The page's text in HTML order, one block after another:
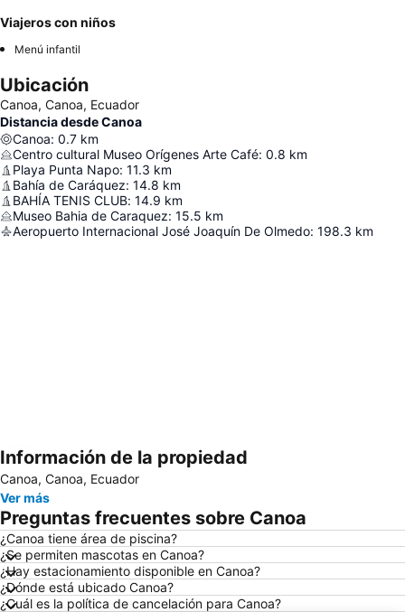
Viajeros con niños
Menú infantil
Ubicación
Canoa, Canoa, Ecuador
Distancia desde Canoa
Canoa: 0.7 km
Centro cultural Museo Orígenes Arte Café: 0.8 km
Playa Punta Napo: 11.3 km
Bahía de Caráquez: 14.8 km
BAHÍA TENIS CLUB: 14.9 km
Museo Bahia de Caraquez: 15.5 km
Aeropuerto Internacional José Joaquín De Olmedo: 198.3 km
Ampliar mapa
Información de la propiedad
Canoa, Canoa, Ecuador
Ver más
Preguntas frecuentes sobre Canoa
¿Canoa tiene área de piscina?
¿Se permiten mascotas en Canoa?
¿Hay estacionamiento disponible en Canoa?
¿Dónde está ubicado Canoa?
¿Cuál es la política de cancelación para Canoa?